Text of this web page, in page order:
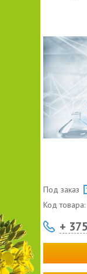
Под заказ
Код товара:
+ 375